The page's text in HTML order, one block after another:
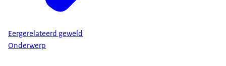
Eergerelateerd geweld
Onderwerp